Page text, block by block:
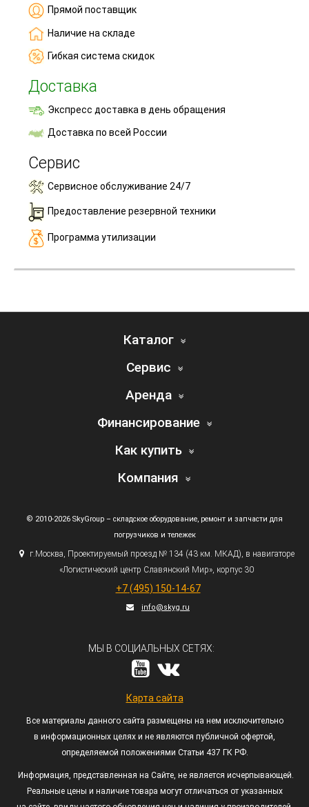
Прямой поставщик
Наличие на складе
Гибкая система скидок
Доставка
Экспресс доставка в день обращения
Доставка по всей России
Сервис
Сервисное обслуживание 24/7
Предоставление резервной техники
Программа утилизации
Каталог
Сервис
Аренда
Финансирование
Как купить
Компания
© 2010-2026 SkyGroup – складское оборудование, ремонт и запчасти для
погрузчиков и тележек
г. Москва, Проектируемый проезд № 134 (43км. МКАД), в навигаторе
«Логистический центр Славянский Мир», корпус 30
+7 (495) 150-14-67
info@skyg.ru
МЫ В СОЦИАЛЬНЫХ СЕТЯХ:
Карта сайта
Все материалы данного сайта размещены на нем исключительно
в информационных целях и не являются публичной офертой,
определяемой положениями Статьи 437 ГК РФ.
Информация, представленная на Сайте, не является исчерпывающей.
Реальные цены и наличие товара могут отличаться от указанных